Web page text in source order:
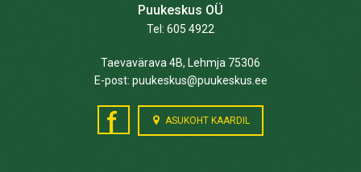
Puukeskus OÜ
Tel: 605 4922
Taevavärava 4B, Lehmja 75306
E-post: puukeskus@puukeskus.ee
f ASUKOHT KAARDIL